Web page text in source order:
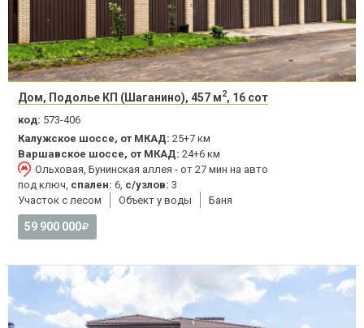
Дом, Подолье КП (Шаганино), 457 м2, 16 сот
код: 573-406
Калужское шоссе, от МКАД: 25+7 км
Варшавское шоссе, от МКАД: 24+6 км
Ольховая, Бунинская аллея - от 27 мин на авто
под ключ, спален: 6, с/узлов: 3
Участок с лесом
Объект у воды Баня
59 900 000